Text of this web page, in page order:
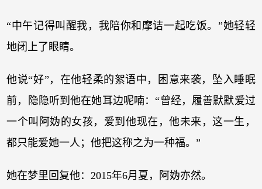
“中午记得叫醒我，我陪你和摩诘一起吃饭。”她轻轻
地闭上了眼睛。
他说“好”，在他轻柔的絮语中，困意来袭，坠入睡眠
前，隐隐听到他在她耳边呢喃：“曾经，履善默默爱过
一个叫阿妫的女孩，爱到他现在，他未来，这一生，
都只能爱她一人；他把这称之为一种福。”
她在梦里回复他：2015年6月夏，阿妫亦然。